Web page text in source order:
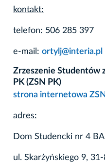
kontakt:
telefon: 506 285 397
e-mail: ortylj@interia.pl
Zrzeszenie Studentów
PK (ZSN PK)
strona internetowa
adres:
Dom Studencki nr 4
ul. Skarżyńskiego 9,